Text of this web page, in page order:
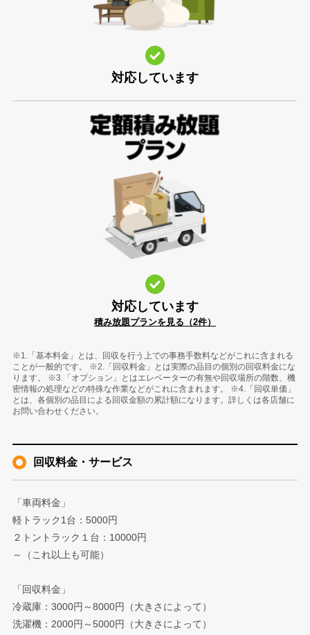
対応しています
対応しています
積み放題プランを見る（2件）
※1.「基本料金」とは、回収を行う上での事務手数料などがこれに含まれる
ことが一般的です。 ※2.「回収料金」とは実際の品目の個別の回収料金にな
ります。 ※3.「オプション」とはエレベーターの有無や回収場所の階数、機
密情報の処理などの特殊な作業などがこれに含まれます。 ※4.「回収単価」
とは、各個別の品目による回収金額の累計額になります。詳しくは各店舗に
お問い合わせください。
回収料金・サービス
「車両料金」
軽トラック1台：5000円
２トントラック１台：10000円
～（これ以上も可能）
「回収料金」
冷蔵庫：3000円～8000円（大きさによって）
洗濯機：2000円～5000円（大きさによって）